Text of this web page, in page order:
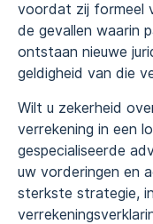
voordat zij formeel
de gevallen waarin
ontstaan nieuwe
geldigheid van die
Wilt u zekerheid
verrekening in een
gespecialiseerde
uw vorderingen en
sterkste strategie,